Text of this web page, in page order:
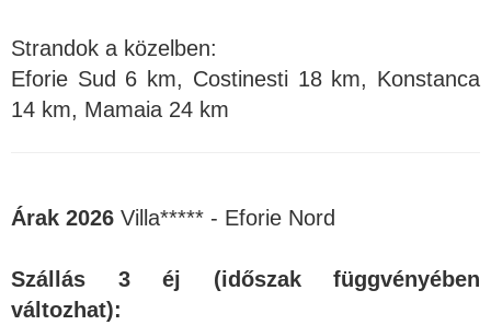
Strandok a közelben:
Eforie Sud 6 km, Costinesti 18 km, Konstanca
14 km, Mamaia 24 km
Árak 2026 Villa***** - Eforie Nord
Szállás 3 éj (időszak függvényében
változhat):